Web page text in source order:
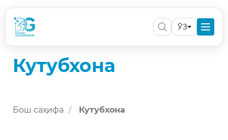
ЎЗ
Кутубхона
Бош саҳифа Кутубхона